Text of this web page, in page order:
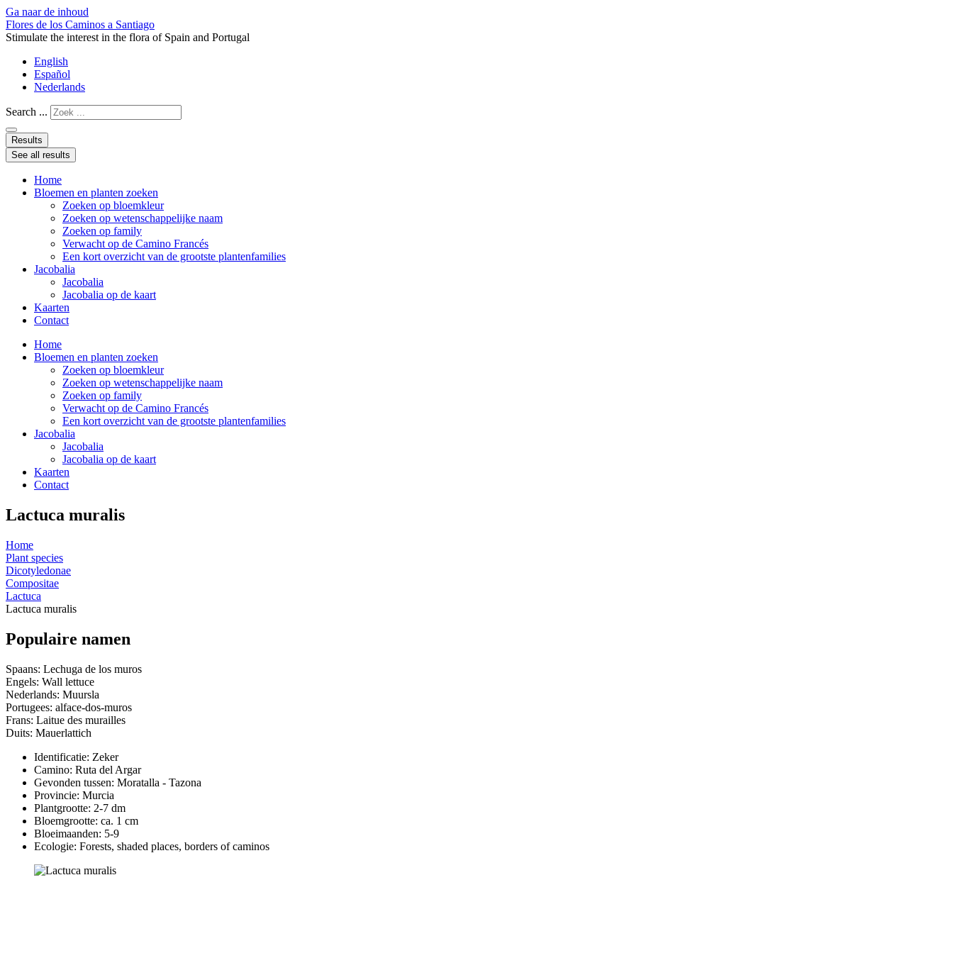
Ga naar de inhoud
Flores de los Caminos a Santiago
Stimulate the interest in the flora of Spain and Portugal
English
Español
Nederlands
Search ...
Results
See all results
Home
Bloemen en planten zoeken
Zoeken op bloemkleur
Zoeken op wetenschappelijke naam
Zoeken op family
Verwacht op de Camino Francés
Een kort overzicht van de grootste plantenfamilies
Jacobalia
Jacobalia
Jacobalia op de kaart
Kaarten
Contact
Home
Bloemen en planten zoeken
Zoeken op bloemkleur
Zoeken op wetenschappelijke naam
Zoeken op family
Verwacht op de Camino Francés
Een kort overzicht van de grootste plantenfamilies
Jacobalia
Jacobalia
Jacobalia op de kaart
Kaarten
Contact
Lactuca muralis
Home
Plant species
Dicotyledonae
Compositae
Lactuca
Lactuca muralis
Populaire namen
Spaans: Lechuga de los muros
Engels: Wall lettuce
Nederlands: Muursla
Portugees: alface-dos-muros
Frans: Laitue des murailles
Duits: Mauerlattich
Identificatie: Zeker
Camino: Ruta del Argar
Gevonden tussen: Moratalla - Tazona
Provincie: Murcia
Plantgrootte: 2-7 dm
Bloemgrootte: ca. 1 cm
Bloeimaanden: 5-9
Ecologie: Forests, shaded places, borders of caminos